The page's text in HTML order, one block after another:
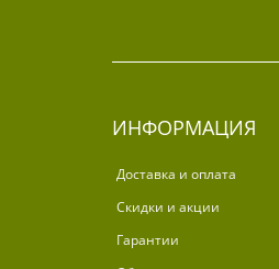
ИНФОРМАЦИЯ
Доставка и оплата
Скидки и акции
Гарантии